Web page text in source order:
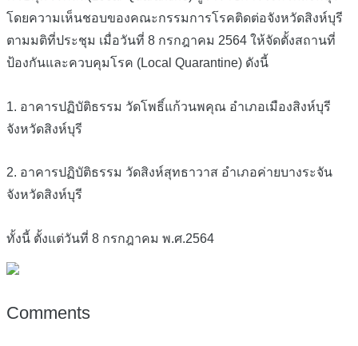
โดยความเห็นชอบของคณะกรรมการโรคติดต่อจังหวัดสิงห์บุรี
ตามมติที่ประชุม เมื่อวันที่ 8 กรกฎาคม 2564 ให้จัดตั้งสถานที่
ป้องกันและควบคุมโรค (Local Quarantine) ดังนี้
1. อาคารปฏิบัติธรรม วัดโพธิ์แก้วนพคุณ อำเภอเมืองสิงห์บุรี
จังหวัดสิงห์บุรี
2. อาคารปฏิบัติธรรม วัดสิงห์สุทธาวาส อำเภอค่ายบางระจัน
จังหวัดสิงห์บุรี
ทั้งนี้ ตั้งแต่วันที่ 8 กรกฎาคม พ.ศ.2564
Comments